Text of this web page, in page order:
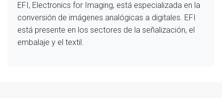
EFI, Electronics for Imaging, está especializada en la
conversión de imágenes analógicas a digitales. EFI
está presente en los sectores de la señalización, el
embalaje y el textil.